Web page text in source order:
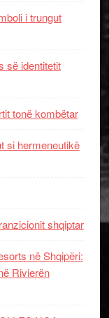
i trungut
së identitetit
tonë kombëtar
si hermeneutikë
shqiptar
në Shqipëri:
Rivierën